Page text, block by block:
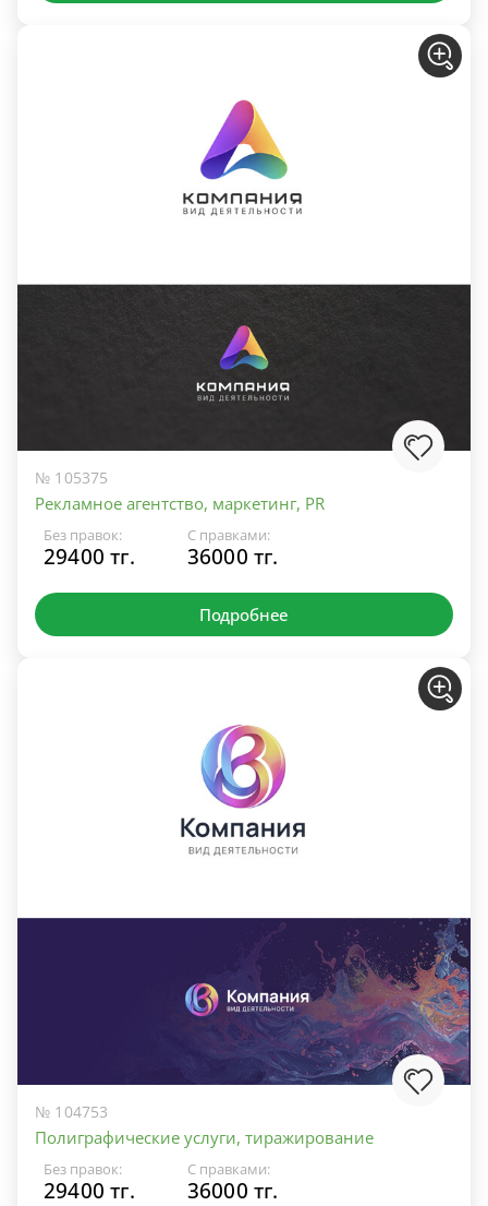
№ 105375
Рекламное агентство, маркетинг, PR
Без правок:
29400 тг.
С правками:
36000 тг.
Подробнее
№ 104753
Полиграфические услуги, тиражирование
Без правок:
29400 тг.
С правками:
36000 тг.